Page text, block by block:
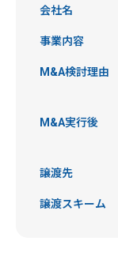
会社名
事業内容
M&A検討理由
M&A実行後
譲渡先
譲渡スキーム